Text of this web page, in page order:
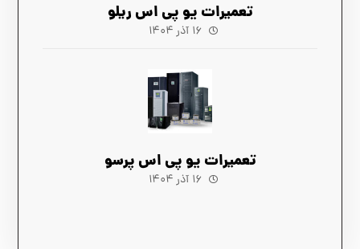
تعمیرات یو پی اس ریلو
۱۶ آذر ۱۴۰۴
تعمیرات یو پی اس پرسو
۱۶ آذر ۱۴۰۴